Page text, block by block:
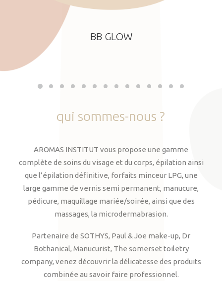
BB GLOW
qui sommes-nous ?
AROMAS INSTITUT vous propose une gamme
complète de soins du visage et du corps, épilation ainsi
que l’épilation définitive, forfaits minceur LPG, une
large gamme de vernis semi permanent, manucure,
pédicure, maquillage mariée/soirée, ainsi que des
massages, la microdermabrasion.
Partenaire de SOTHYS, Paul & Joe make-up, Dr
Bothanical, Manucurist, The somerset toiletry
company, venez découvrir la délicatesse des produits
combinée au savoir faire professionnel.